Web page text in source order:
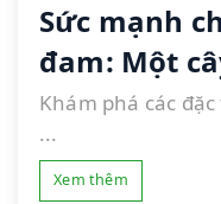
Sức mạnh
đam: Một
Khám phá các
...
Xem thêm